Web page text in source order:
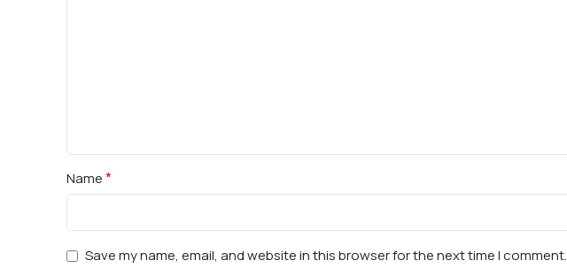
Name*
Save my name, email, and website in this browser for the next time I comment.